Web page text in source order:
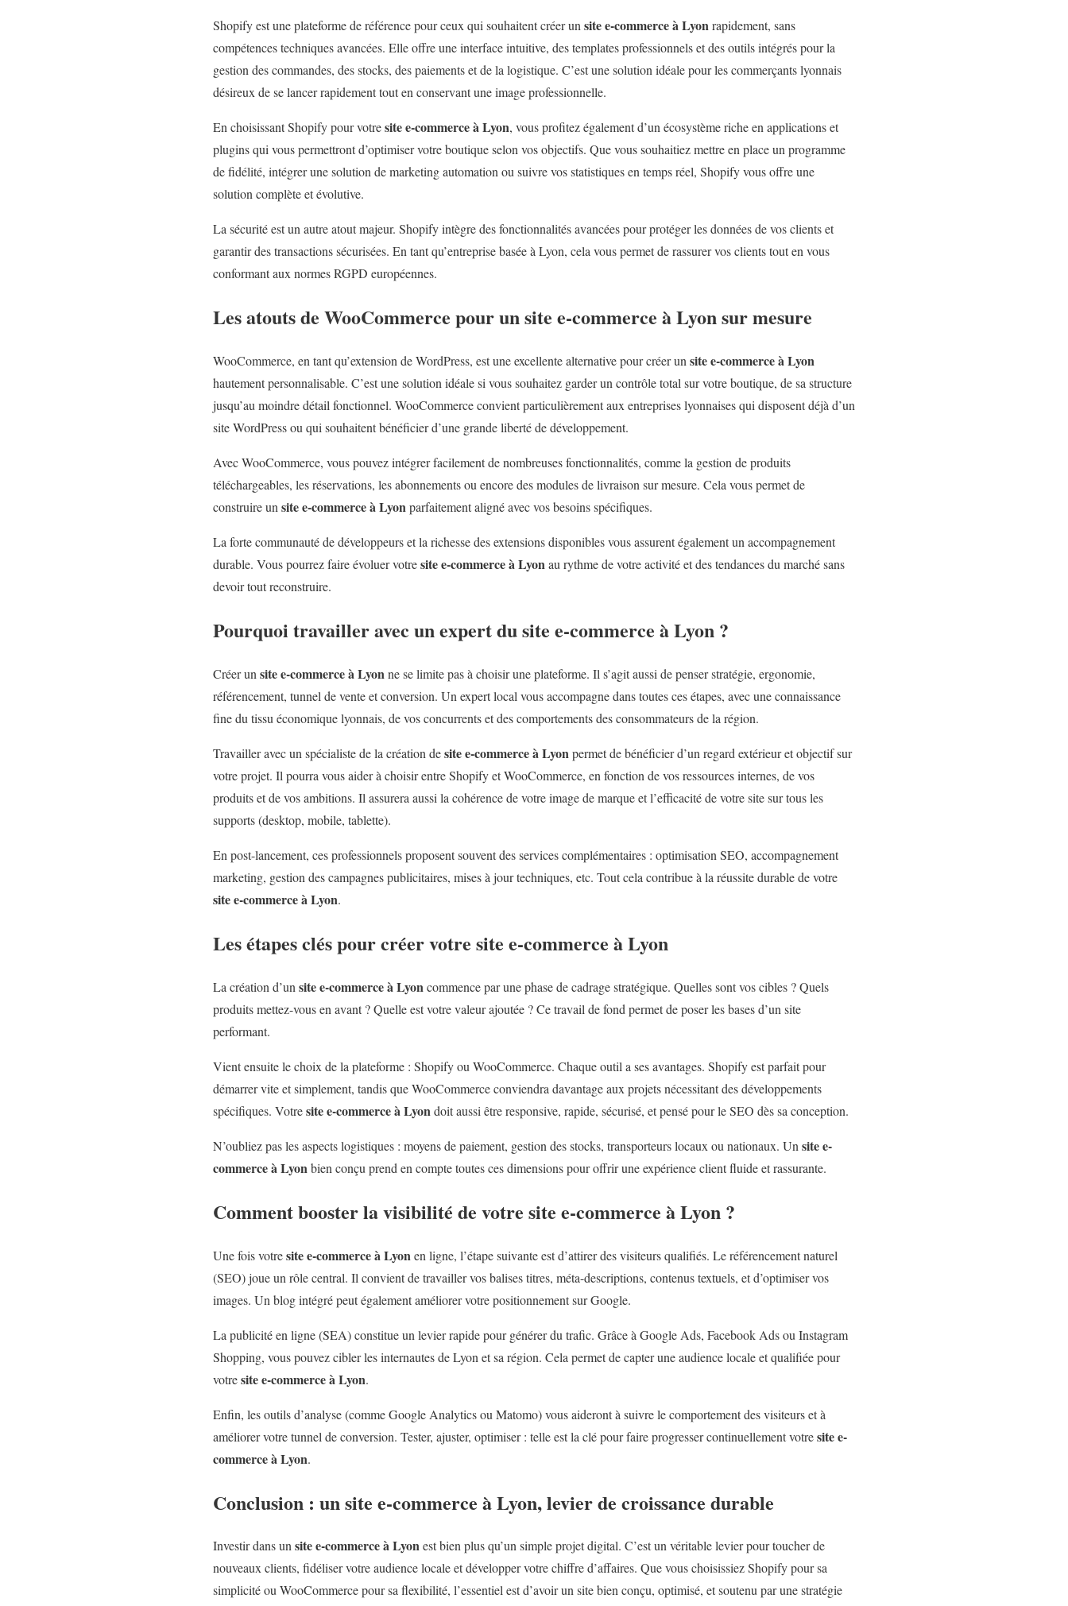
Shopify est une plateforme de référence pour ceux qui souhaitent créer unsite e-commerce à Lyonrapidement, sans
compétences techniques avancées. Elle offre une interface intuitive, des templates professionnels et des outils intégrés pour la
gestion des commandes, des stocks, des paiements et de la logistique. C’est une solution idéale pour les commerçants lyonnais
désireux de se lancer rapidement tout en conservant une image professionnelle.
En choisissant Shopify pour votresite e-commerce à Lyon, vous profitez également d’un écosystème riche en applications et
plugins qui vous permettront d’optimiser votre boutique selon vos objectifs. Que vous souhaitiez mettre en place un programme
de fidélité, intégrer une solution de marketing automation ou suivre vos statistiques en temps réel, Shopify vous offre une
solution complète et évolutive.
La sécurité est un autre atout majeur. Shopify intègre des fonctionnalités avancées pour protéger les données de vos clients et
garantir des transactions sécurisées. En tant qu’entreprise basée à Lyon, cela vous permet de rassurer vos clients tout en vous
conformant aux normes RGPD européennes.
Les atouts de WooCommerce pour un site e-commerce à Lyon sur mesure
WooCommerce, en tant qu’extension de WordPress, est une excellente alternative pour créer unsite e-commerce à Lyon
hautement personnalisable. C’est une solution idéale si vous souhaitez garder un contrôle total sur votre boutique, de sa structure
jusqu’au moindre détail fonctionnel. WooCommerce convient particulièrement aux entreprises lyonnaises qui disposent déjà d’un
site WordPress ou qui souhaitent bénéficier d’une grande liberté de développement.
Avec WooCommerce, vous pouvez intégrer facilement de nombreuses fonctionnalités, comme la gestion de produits
téléchargeables, les réservations, les abonnements ou encore des modules de livraison sur mesure. Cela vous permet de
construire unsite e-commerce à Lyonparfaitement aligné avec vos besoins spécifiques.
La forte communauté de développeurs et la richesse des extensions disponibles vous assurent également un accompagnement
durable. Vous pourrez faire évoluer votresite e-commerce à Lyonau rythme de votre activité et des tendances du marché sans
devoir tout reconstruire.
Pourquoi travailler avec un expert du site e-commerce à Lyon ?
Créer un site e-commerce à Lyonne se limite pas à choisir une plateforme. Il s’agit aussi de penser stratégie, ergonomie,
référencement, tunnel de vente et conversion. Un expert local vous accompagne dans toutes ces étapes, avec une connaissance
fine du tissu économique lyonnais, de vos concurrents et des comportements des consommateurs de la région.
Travailler avec un spécialiste de la création desite e-commerce à Lyonpermet de bénéficier d’un regard extérieur et objectif sur
votre projet. Il pourra vous aider à choisir entre Shopify et WooCommerce, en fonction de vos ressources internes, de vos
produits et de vos ambitions. Il assurera aussi la cohérence de votre image de marque et l’efficacité de votre site sur tous les
supports (desktop, mobile, tablette).
En post-lancement, ces professionnels proposent souvent des services complémentaires : optimisation SEO, accompagnement
marketing, gestion des campagnes publicitaires, mises à jour techniques, etc. Tout cela contribue à la réussite durable de votre
site e-commerce à Lyon.
Les étapes clés pour créer votre site e-commerce à Lyon
La création d’un site e-commerce à Lyoncommence par une phase de cadrage stratégique. Quelles sont vos cibles ? Quels
produits mettez-vous en avant ? Quelle est votre valeur ajoutée ? Ce travail de fond permet de poser les bases d’un site
performant.
Vient ensuite le choix de la plateforme : Shopify ou WooCommerce. Chaque outil a ses avantages. Shopify est parfait pour
démarrer vite et simplement, tandis que WooCommerce conviendra davantage aux projets nécessitant des développements
spécifiques. Votresite e-commerce à Lyondoit aussi être responsive, rapide, sécurisé, et pensé pour le SEO dès sa conception.
N’oubliez pas les aspects logistiques : moyens de paiement, gestion des stocks, transporteurs locaux ou nationaux. Un site e-
commerce à Lyonbien conçu prend en compte toutes ces dimensions pour offrir une expérience client fluide et rassurante.
Comment booster la visibilité de votre site e-commerce à Lyon ?
Une fois votresite e-commerce à Lyonen ligne, l’étape suivante est d’attirer des visiteurs qualifiés. Le référencement naturel
(SEO) joue un rôle central. Il convient de travailler vos balises titres, méta-descriptions, contenus textuels, et d’optimiser vos
images. Un blog intégré peut également améliorer votre positionnement sur Google.
La publicité en ligne (SEA) constitue un levier rapide pour générer du trafic. Grâce à Google Ads, Facebook Ads ou Instagram
Shopping, vous pouvez cibler les internautes de Lyon et sa région. Cela permet de capter une audience locale et qualifiée pour
votresite e-commerce à Lyon.
Enfin, les outils d’analyse (comme Google Analytics ou Matomo) vous aideront à suivre le comportement des visiteurs et à
améliorer votre tunnel de conversion. Tester, ajuster, optimiser : telle est la clé pour faire progresser continuellement votresite e-
commerce à Lyon.
Conclusion : un site e-commerce à Lyon, levier de croissance durable
Investir dans unsite e-commerce à Lyonest bien plus qu’un simple projet digital. C’est un véritable levier pour toucher de
nouveaux clients, fidéliser votre audience locale et développer votre chiffre d’affaires. Que vous choisissiez Shopify pour sa
simplicité ou WooCommerce pour sa flexibilité, l’essentiel est d’avoir un site bien conçu, optimisé, et soutenu par une stratégie